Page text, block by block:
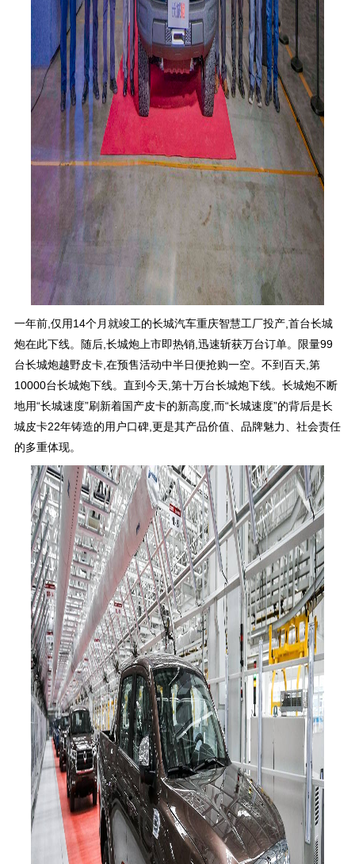
一年前,仅用14个月就竣工的长城汽车重庆智慧工厂投产,首台长城
炮在此下线。随后,长城炮上市即热销,迅速斩获万台订单。限量99
台长城炮越野皮卡,在预售活动中半日便抢购一空。不到百天,第
10000台长城炮下线。直到今天,第十万台长城炮下线。长城炮不断
地用“长城速度”刷新着国产皮卡的新高度,而“长城速度”的背后是长
城皮卡22年铸造的用户口碑,更是其产品价值、品牌魅力、社会责任
的多重体现。